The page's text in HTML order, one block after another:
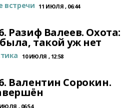
встречи 11 ИЮЛЯ , 06:44
Разиф Валеев. Охота:
такой уж нет
10 ИЮЛЯ , 12:58
Валентин Сорокин.
, 06:54